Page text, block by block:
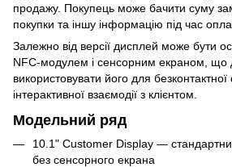
продажу. Покупець може бачити суму
покупки та іншу інформацію під час
Залежно від версії дисплей може бути
NFC-модулем і сенсорним екраном, що
використовувати його для
інтерактивної взаємодії з клієнтом.
Модельний ряд
10.1" Customer Display —
без сенсорного екрана